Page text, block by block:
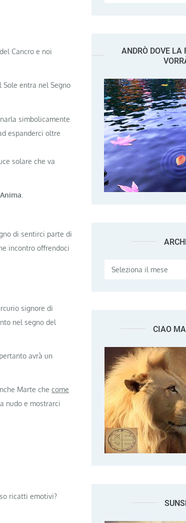
Cancro e noi
entra nel Segno
simbolicamente
espanderci oltre
solare che va
di sentirci parte di
incontro offrendoci
signore di
nel segno del
avrà un
Marte che come
nudo e mostrarci
ricatti emotivi?
ANDRÒ DOVE LA
CIAO